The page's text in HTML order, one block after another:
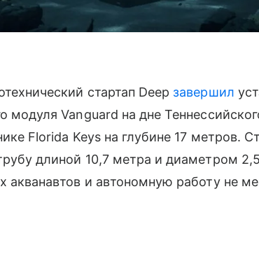
стартап Deep завершил
модуля Vanguard на дне
Florida Keys на глубине 17 метров.
длиной 10,7 метра и диаметром
акванавтов и автономную работу не